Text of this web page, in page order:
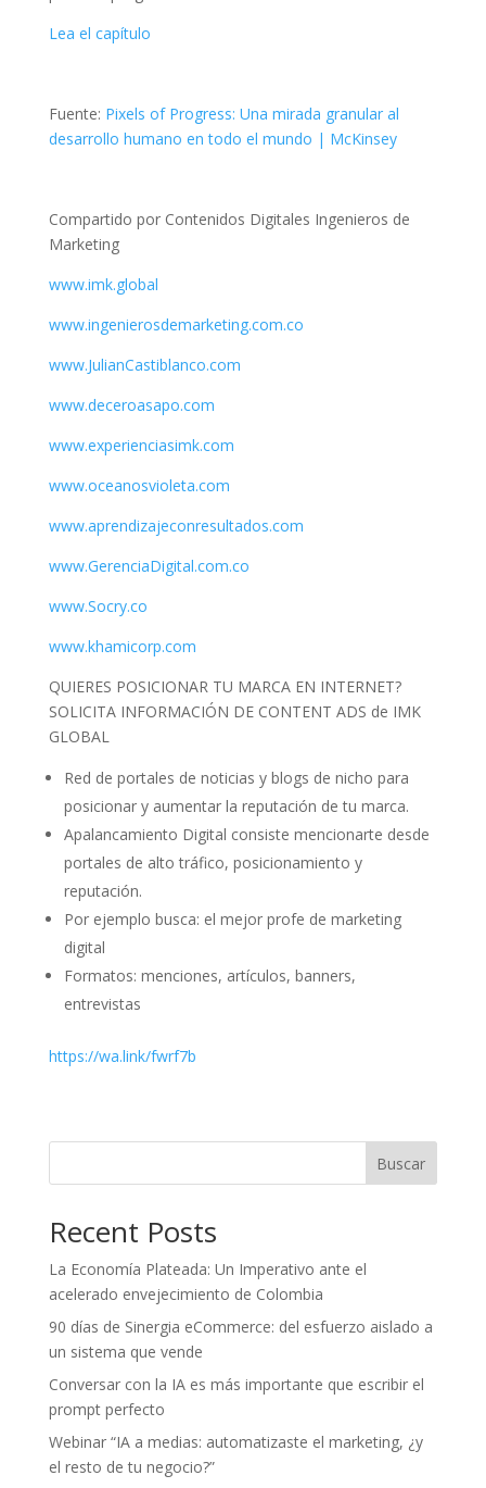
Lea el capítulo
Fuente: Pixels of Progress: Una mirada granular al
desarrollo humano en todo el mundo | McKinsey
Compartido por Contenidos Digitales Ingenieros de
Marketing
www.imk.global
www.ingenierosdemarketing.com.co
www.JulianCastiblanco.com
www.deceroasapo.com
www.experienciasimk.com
www.oceanosvioleta.com
www.aprendizajeconresultados.com
www.GerenciaDigital.com.co
www.Socry.co
www.khamicorp.com
QUIERES POSICIONAR TU MARCA EN INTERNET?
SOLICITA INFORMACIÓN DE CONTENT ADS de IMK
GLOBAL
Red de portales de noticias y blogs de nicho para
posicionar y aumentar la reputación de tu marca.
Apalancamiento Digital consiste mencionarte desde
portales de alto tráfico, posicionamiento y
reputación.
Por ejemplo busca: el mejor profe de marketing
digital
Formatos: menciones, artículos, banners,
entrevistas
https://wa.link/fwrf7b
Buscar
Recent Posts
La Economía Plateada: Un Imperativo ante el
acelerado envejecimiento de Colombia
90 días de Sinergia eCommerce: del esfuerzo aislado a
un sistema que vende
Conversar con la IA es más importante que escribir el
prompt perfecto
Webinar “IA a medias: automatizaste el marketing, ¿y
el resto de tu negocio?”